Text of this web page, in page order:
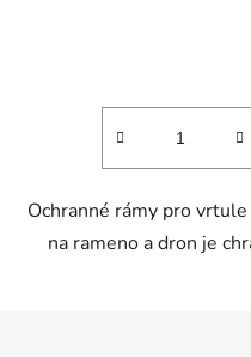
Ochranné rámy pro
na rameno a dron je